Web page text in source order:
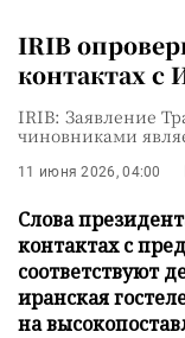
IRIB
контактах с
IRIB: Заявление
чиновниками
11 июня 2026, 04:00
Слова
контактах с
соответствуют
иранская
на